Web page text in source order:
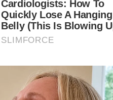
JDT
berharga
positif JDT
raih tiga mata